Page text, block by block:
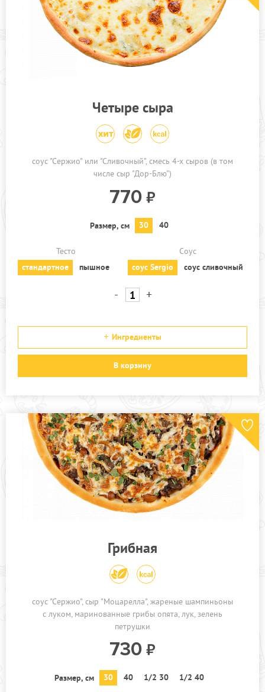
Четыре сыра
соус "Сержио" или "Сливочный" смесь 4-х сыров (в том
числе сыр "Дор-Блю")
770
Размер, см 30 40
Тесто
стандартное
пышное
Соус
соус Sergio
соус сливочный
- +
Ингредиенты
В корзину
Грибная
соус "Сержио" сыр "Моцарелла" жареные шампиньоны
с луком маринованные грибы опята лук зелень
петрушки
730
Размер, см 30 40 1/2 30 1/2 40